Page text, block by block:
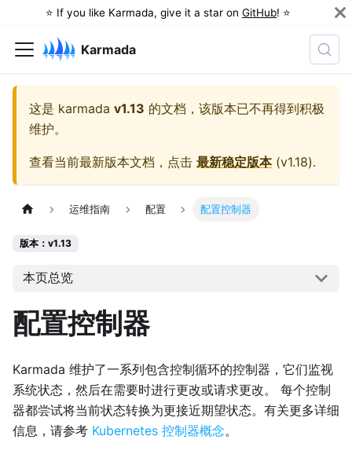
⭐️ If you like Karmada, give it a star on GitHub! ⭐️
Karmada
这是 karmada v1.13 的文档，该版本已不再得到积极
维护。
查看当前最新版本文档，点击 最新稳定版本(v1.18).
运维指南 配置 配置控制器
版本：v1.13
本页总览
配置控制器
Karmada 维护了一系列包含控制循环的控制器，它们监视
系统状态，然后在需要时进行更改或请求更改。 每个控制
器都尝试将当前状态转换为更接近期望状态。有关更多详细
信息，请参考 Kubernetes 控制器概念。